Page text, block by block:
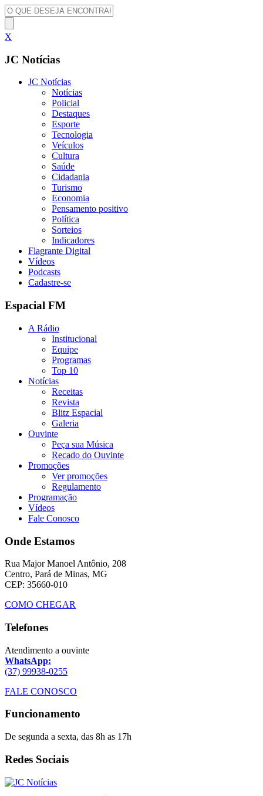
X
JC Notícias
JC Notícias
Notícias
Policial
Destaques
Esporte
Tecnologia
Veículos
Cultura
Saúde
Cidadania
Turismo
Economia
Pensamento positivo
Política
Sorteios
Indicadores
Flagrante Digital
Vídeos
Podcasts
Cadastre-se
Espacial FM
A Rádio
Institucional
Equipe
Programas
Top 10
Notícias
Receitas
Revista
Blitz Espacial
Galeria
Ouvinte
Peça sua Música
Recado do Ouvinte
Promoções
Ver promoções
Regulamento
Programação
Vídeos
Fale Conosco
Onde Estamos
Rua Major Manoel Antônio, 208
Centro, Pará de Minas, MG
CEP: 35660-010
COMO CHEGAR
Telefones
Atendimento a ouvinte
WhatsApp:
(37) 99938-0255
FALE CONOSCO
Funcionamento
De segunda a sexta, das 8h as 17h
Redes Sociais